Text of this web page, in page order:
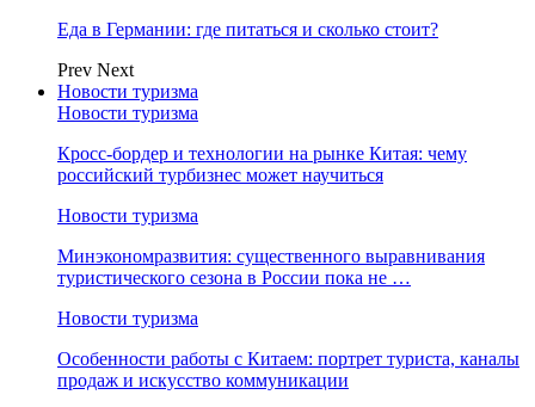
Еда в Германии: где питаться и сколько стоит?
Prev Next
Новости туризма
Новости туризма
Кросс-бордер и технологии на рынке Китая: чему
российский турбизнес может научиться
Новости туризма
Минэкономразвития: существенного выравнивания
туристического сезона в России пока не …
Новости туризма
Особенности работы с Китаем: портрет туриста, каналы
продаж и искусство коммуникации